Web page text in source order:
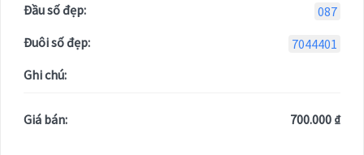
Đầu số đẹp:
087
Đuôi số đẹp:
7044401
Ghi chú:
Giá bán: 700.000 ₫